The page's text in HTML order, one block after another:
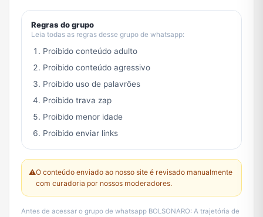
Regras do grupo
Leia todas as regras desse grupo de whatsapp:
Proibido conteúdo adulto
Proibido conteúdo agressivo
Proibido uso de palavrões
Proibido trava zap
Proibido menor idade
Proibido enviar links
⚠️O conteúdo enviado ao nosso site é revisado manualmente
com curadoria por nossos moderadores.
Antes de acessar o grupo de whatsapp BOLSONARO: A trajetória de